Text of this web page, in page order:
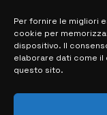
Per fornire le migliori
cookie per
dispositivo. Il
elaborare dati come il
questo sito.
MAPPA DEL
> NOTIZIE
> EDIZIONI